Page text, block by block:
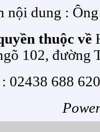
nội dung :
thuộc về
102, đường
02438 688